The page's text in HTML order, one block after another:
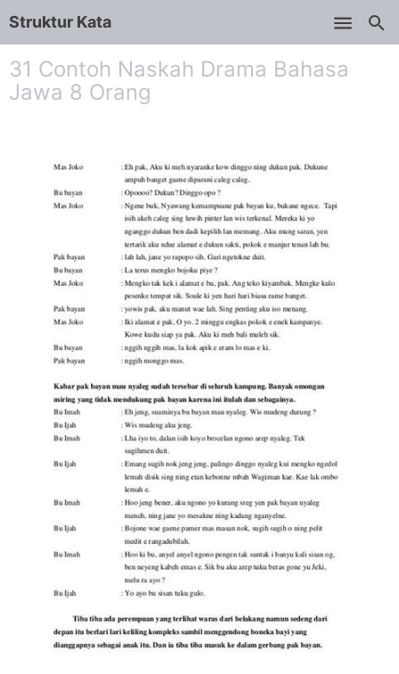
Struktur Kata
31 Contoh Naskah Drama Bahasa
Jawa 8 Orang